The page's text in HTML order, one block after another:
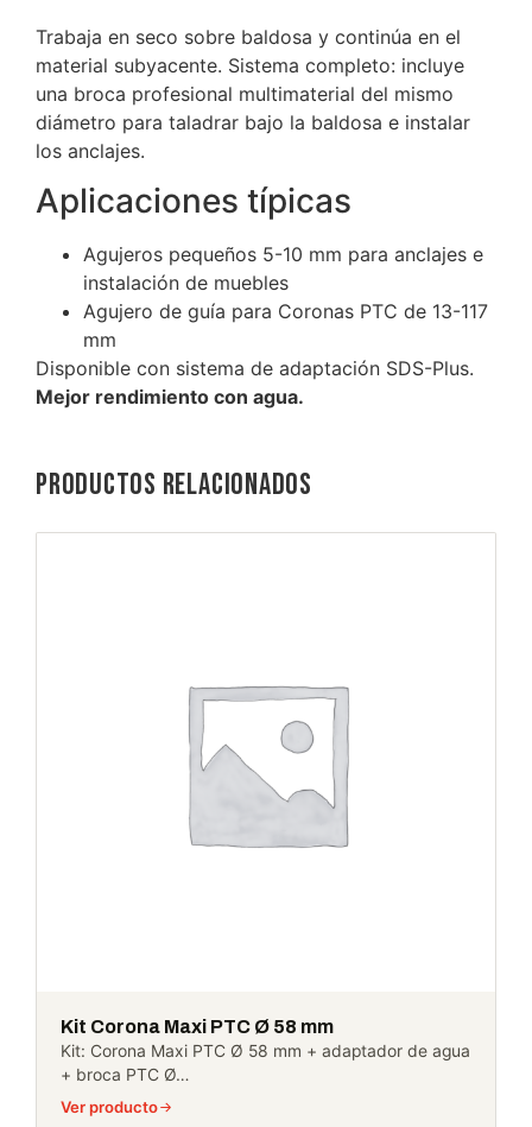
Trabaja en seco sobre baldosa y continúa en el
material subyacente. Sistema completo: incluye
una broca profesional multimaterial del mismo
diámetro para taladrar bajo la baldosa e instalar
los anclajes.
Aplicaciones típicas
Agujeros pequeños 5-10 mm para anclajes e
instalación de muebles
Agujero de guía para Coronas PTC de 13-117
mm
Disponible con sistema de adaptación SDS-Plus.
Mejor rendimiento con agua.
Productos relacionados
Kit Corona Maxi PTC Ø 58 mm
Kit: Corona Maxi PTC Ø 58 mm + adaptador de agua
+ broca PTC Ø…
Ver producto